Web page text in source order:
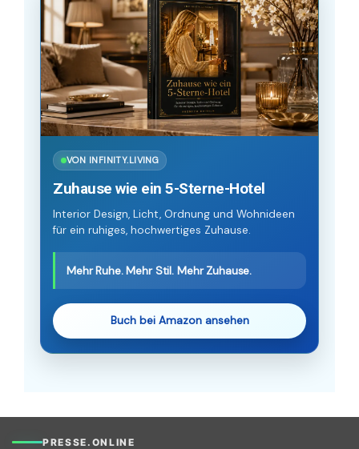
VON INFINITY.LIVING
Zuhause wie ein 5-Sterne-Hotel
Interior Design, Licht, Ordnung und Wohnideen
für ein ruhiges, hochwertiges Zuhause.
Mehr Ruhe. Mehr Stil. Mehr Zuhause.
Buch bei Amazon ansehen
PRESSE.ONLINE